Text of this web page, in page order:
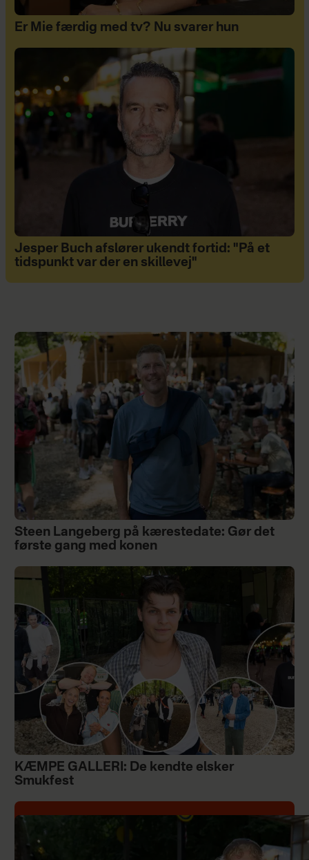
Er Mie færdig med tv? Nu svarer hun
Jesper Buch afslører ukendt fortid: "På et
tidspunkt var der en skillevej"
Steen Langeberg på kærestedate: Gør det
første gang med konen
KÆMPE GALLERI: De kendte elsker
Smukfest